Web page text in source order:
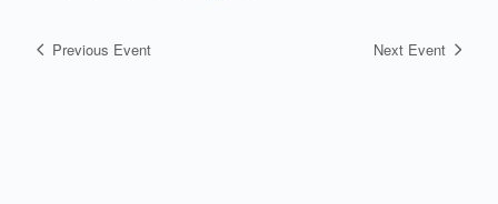
Previous Event Next Event